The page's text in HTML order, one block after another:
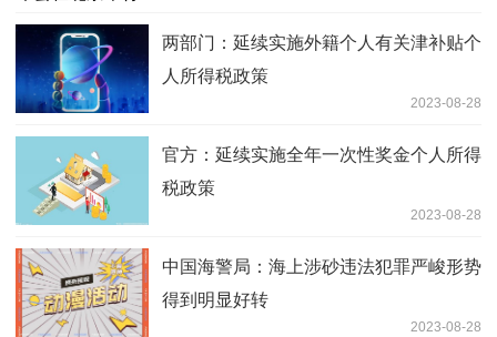
两部门：延续实施外籍个人有关津补贴个
人所得税政策
2023-08-28
官方：延续实施全年一次性奖金个人所得
税政策
2023-08-28
中国海警局：海上涉砂违法犯罪严峻形势
得到明显好转
2023-08-28